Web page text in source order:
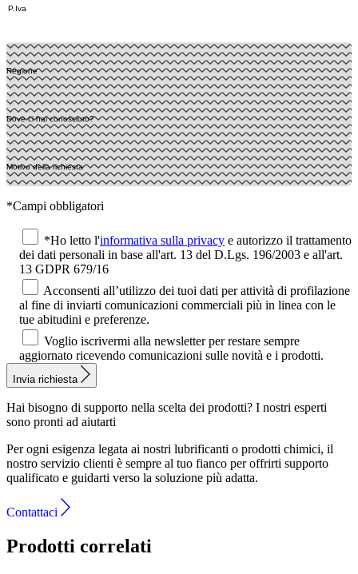
*Campi obbligatori
*Ho letto l'informativa sulla privacy e autorizzo il trattamento
dei dati personali in base all'art. 13 del D.Lgs. 196/2003 e all'art.
13 GDPR 679/16
Acconsenti all’utilizzo dei tuoi dati per attività di profilazione
al fine di inviarti comunicazioni commerciali più in linea con le
tue abitudini e preferenze.
Voglio iscrivermi alla newsletter per restare sempre
aggiornato ricevendo comunicazioni sulle novità e i prodotti.
Invia richiesta
Hai bisogno di supporto nella scelta dei prodotti? I nostri esperti
sono pronti ad aiutarti
Per ogni esigenza legata ai nostri lubrificanti o prodotti chimici, il
nostro servizio clienti è sempre al tuo fianco per offrirti supporto
qualificato e guidarti verso la soluzione più adatta.
Contattaci
Prodotti correlati